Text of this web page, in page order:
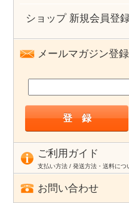
ショップ 新規会員登
メールマガジン登
ご利用ガイド
支払い方法 / 発送方法・送料に
お問い合わせ